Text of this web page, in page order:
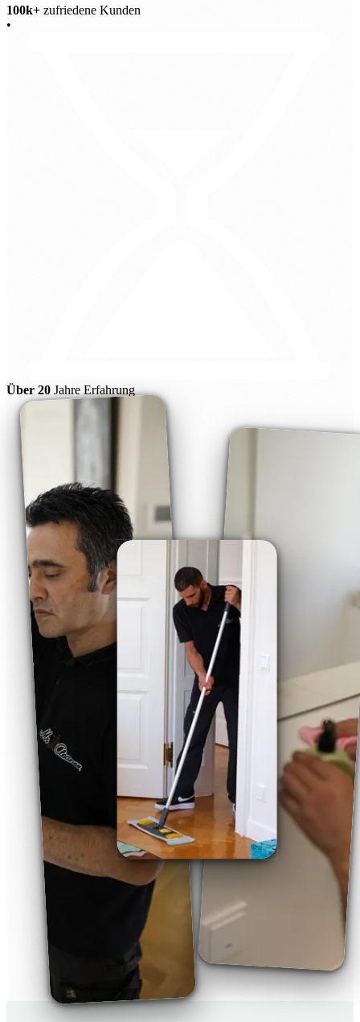
100k+ zufriedene Kunden
•
Über 20 Jahre Erfahrung